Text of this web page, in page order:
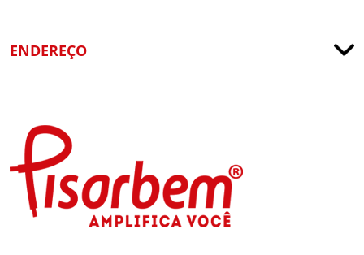
ENDEREÇO